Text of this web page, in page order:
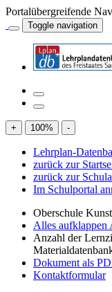
Portalübergreifende
Toggle navigation
+ 100% -
Lehrplan-
zurück zur
zurück zur
Im Schulportal
Oberschule
Alles aufklappen
Anzahl der
Dokument als
Kontaktformular